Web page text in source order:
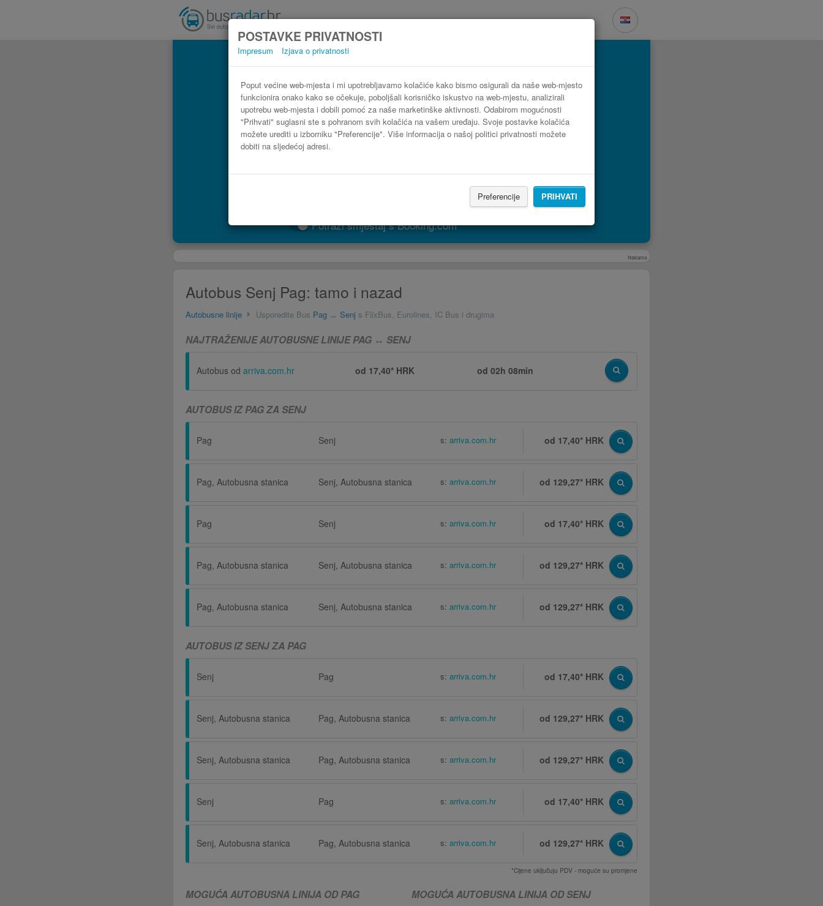
POSTAVKE PRIVATNOSTI
Impresum Izjava o privatnosti
Poput većine web-mjesta i mi upotrebljavamo kolačiće kako bismo osigurali da naše web-mjesto
funkcionira onako kako se očekuje, poboljšali korisničko iskustvo na web-mjestu, analizirali
upotrebu web-mjesta i dobili pomoć za naše marketinške aktivnosti. Odabirom mogućnosti
"Prihvati" suglasni ste s pohranom svih kolačića na vašem uređaju. Svoje postavke kolačića
možete urediti u izborniku "Preferencije". Više informacija o našoj politici privatnosti možete
dobiti na sljedećoj adresi.
Preferencije PRIHVATI
Potraži smještaj s Booking.com
Reklama
Autobus Senj Pag: tamo i nazad
Autobusne linije Usporedite Bus Pag ↔ Senj s FlixBus, Eurolines, IC Bus i drugima
NAJTRAŽENIJE AUTOBUSNE LINIJE PAG ↔ SENJ
Autobus od arriva.com.hr od 17,40* HRK od02h 08min
AUTOBUS IZ PAG ZA SENJ
Pag Senj s: arriva.com.hr od 17,40* HRK
Pag, Autobusna stanica Senj, Autobusna stanica s: arriva.com.hr od 129,27* HRK
Pag Senj s: arriva.com.hr od 17,40* HRK
Pag, Autobusna stanica Senj, Autobusna stanica s: arriva.com.hr od 129,27* HRK
Pag, Autobusna stanica Senj, Autobusna stanica s: arriva.com.hr od 129,27* HRK
AUTOBUS IZ SENJ ZA PAG
Senj Pag s: arriva.com.hr od 17,40* HRK
Senj, Autobusna stanica Pag, Autobusna stanica s: arriva.com.hr od 129,27* HRK
Senj, Autobusna stanica Pag, Autobusna stanica s: arriva.com.hr od 129,27* HRK
Senj Pag s: arriva.com.hr od 17,40* HRK
Senj, Autobusna stanica Pag, Autobusna stanica s: arriva.com.hr od 129,27* HRK
*Cijene uključuju PDV - moguće su promjene
MOGUĆA AUTOBUSNA LINIJA OD PAG MOGUĆA AUTOBUSNA LINIJA OD SENJ